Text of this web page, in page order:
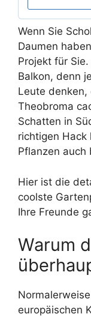
Wenn Sie
Daumen
Projekt für
Balkon, denn
Leute
Theobroma
Schatten in
richtigen Hack
Pflanzen auch
Hier ist die
coolste
Ihre Freunde
Warum
europäischen